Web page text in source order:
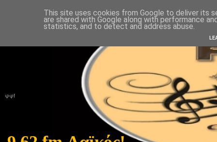
ΠΟΙΟΙ ΕΜΑΣΤΕ ΑΝΑΜΕΤΑΔΟΤΕΣ ΕΠΙΚΟΙΝΩΝΙΑ
φφf
This site uses cookies from Google to deliver its
are shared with Google along with performance
statistics, and to detect and address abuse.